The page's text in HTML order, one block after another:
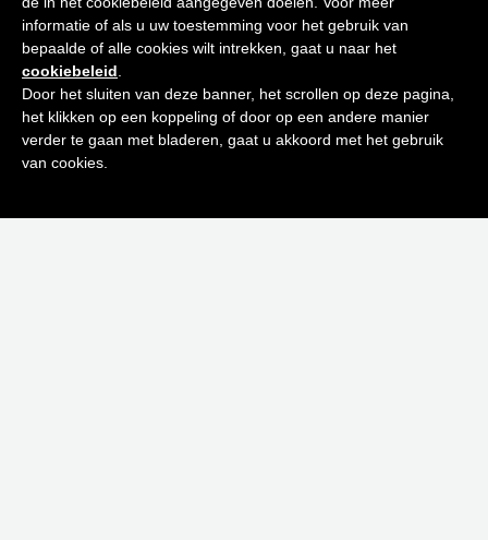
€48,50
Uitverkocht
Schrijf je in op onze nieuwsbrief en
ontvang de beste tips en promoties
Inschrijven
informatie of als u uw toestemming voor het gebruik van
bepaalde of alle cookies wilt intrekken, gaat u naar het
cookiebeleid
Door het sluiten van deze banner, het scrollen op deze pagina,
het klikken op een koppeling of door op een andere manier
verder te gaan met bladeren, gaat u akkoord met het gebruik
van cookies.